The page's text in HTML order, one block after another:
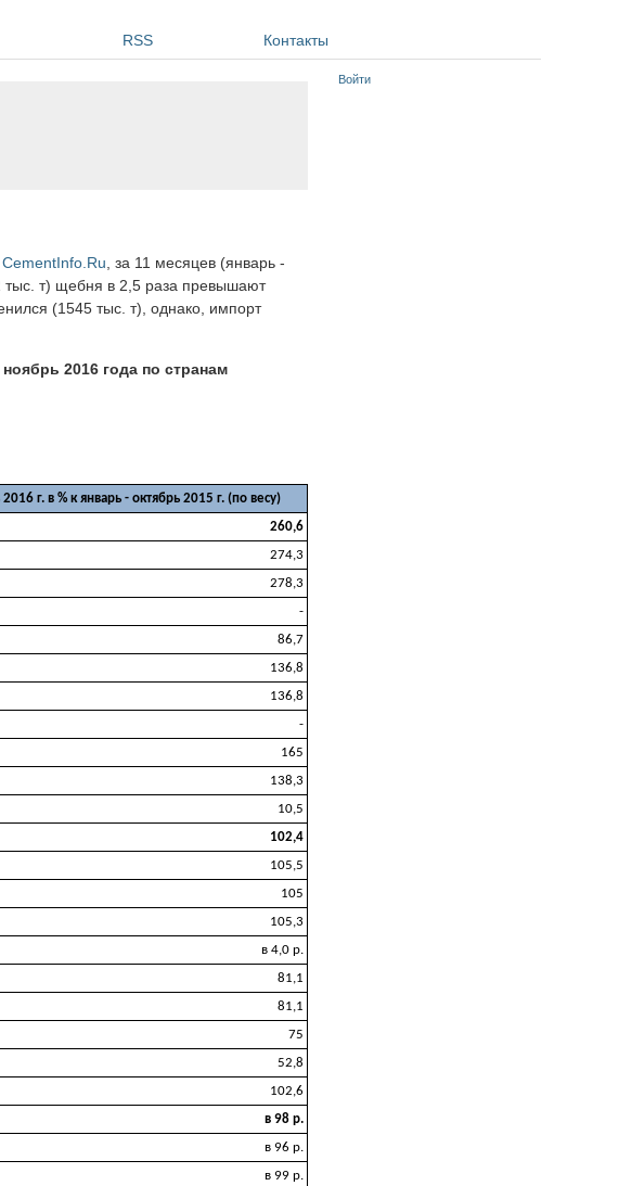
RSS Контакты
CementInfo.Ru , за 11 месяцев (январь -
тыс. т) щебня в 2,5 раза превышают
(1545 тыс. т), однако, импорт
2016 года по странам
г. в % к январь - октябрь 2015 г. (по весу)
260,6
274,3
278,3
-
86,7
136,8
136,8
-
165
138,3
10,5
102,4
105,5
105
105,3
в 4,0 р.
81,1
81,1
75
52,8
102,6
в 98 р.
в 96 р.
в 99 р.
Войти